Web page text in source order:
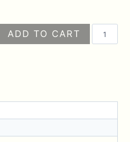
ليغينغ
بمنطقة
ADD TO CART